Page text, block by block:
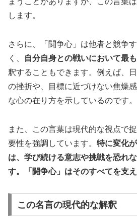
します。
さらに、「闘争心」は他者と競争
く、
自分自身との戦いにおいて最
釈することもできます。例えば、
の挫折や、目標に近づけない焦燥
な心の在り方を示しているのです。
また、この言葉は現代的な視点で
要性を強調しています。 特に変化
は、学び続ける意志や挑戦を恐れ
す。「闘争心」はそのすべてを支
この名言の現代的な解釈